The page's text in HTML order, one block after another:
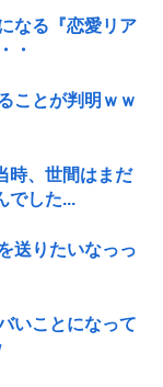
なる『恋愛リア
・
ことが判明ｗｗ
時、世間はまだ
でした...
送りたいなっっ
いことになって